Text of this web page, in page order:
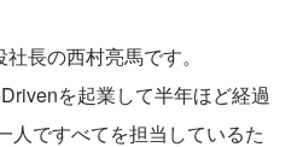
長の西村亮馬です。
を起業して半年ほど経過
人ですべてを担当しているた